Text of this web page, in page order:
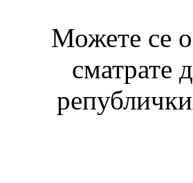
Можете се
сматрате